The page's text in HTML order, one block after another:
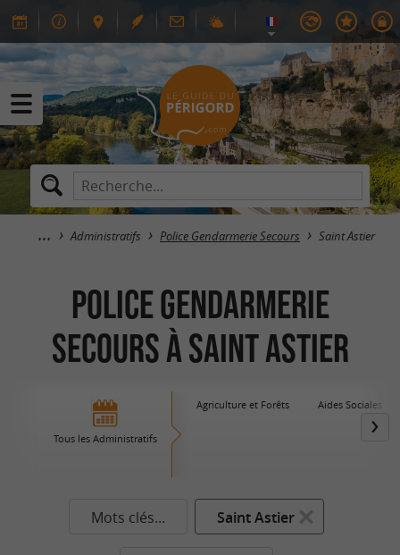
Administratifs Police Gendarmerie Secours Saint Astier
Police Gendarmerie
Secours à Saint Astier
Tous les Administratifs
Agriculture et Forêts Aides Sociales
Mots clés... Saint Astier